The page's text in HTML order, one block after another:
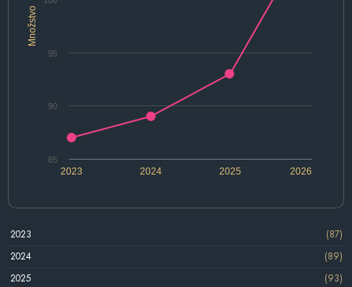
Množstvo
2024 2026
2023 2025
85
90
95
2023
(87)
2024
(89)
2025
(93)